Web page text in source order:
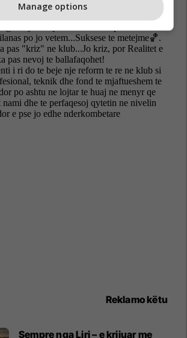
Reklamo këtu
Sempre nga Liri – e krijuar me
Manage options